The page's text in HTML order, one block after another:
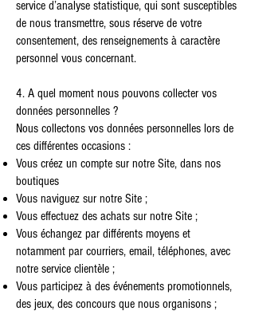
service d’analyse statistique, qui sont susceptibles
de nous transmettre, sous réserve de votre
consentement, des renseignements à caractère
personnel vous concernant.
4. A quel moment nous pouvons collecter vos
données personnelles ?
Nous collectons vos données personnelles lors de
ces différentes occasions :
Vous créez un compte sur notre Site, dans nos
boutiques
Vous naviguez sur notre Site ;
Vous effectuez des achats sur notre Site ;
Vous échangez par différents moyens et
notamment par courriers, email, téléphones, avec
notre service clientèle ;
Vous participez à des événements promotionnels,
des jeux, des concours que nous organisons ;